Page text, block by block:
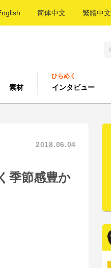
简体中文 繁體中文
素材
ひらめく
インタビュー
2018.06.04
季節感豊か